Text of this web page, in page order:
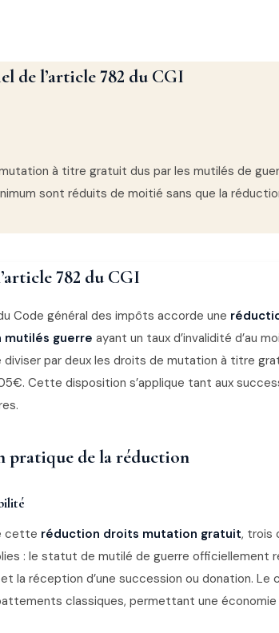
de l’article 782 du CGI
à titre gratuit dus par les mutilés de
sont réduits de moitié sans que la
782 du CGI
Code général des impôts accorde une
mutilés guerre ayant un taux d’invalidité d’au
par deux les droits de mutation à titre
Cette disposition s’applique tant aux
pratique de la réduction
cette réduction droits mutation gratuit, trois
: le statut de mutilé de guerre officiellement
la réception d’une succession ou donation. Le
classiques, permettant une